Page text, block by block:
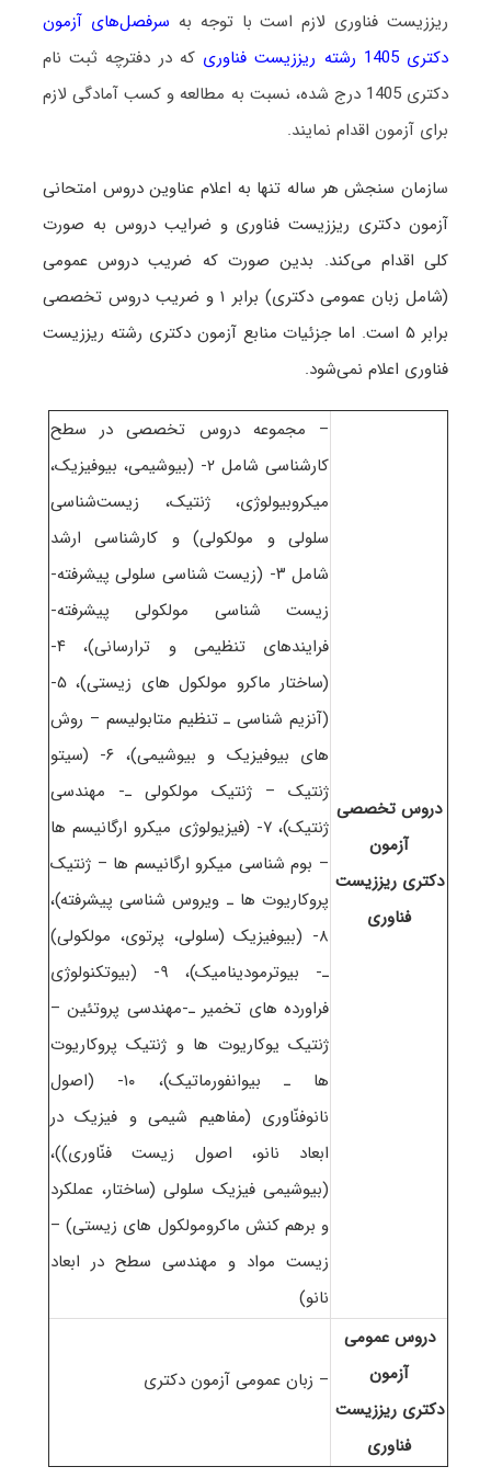
ریززیست فناوری لازم است با توجه به سرفصل‌های آزمون
دکتری 1405 رشته ریززیست فناوری
که در دفترچه ثبت نام
دکتری 1405 درج شده، نسبت به مطالعه و کسب آمادگی لازم
برای آزمون اقدام نمایند.
سازمان سنجش هر ساله تنها به اعلام عناوین دروس امتحانی
آزمون دکتری ریززیست فناوری و ضرایب دروس به صورت
کلی اقدام می‌کند. بدین صورت که ضریب دروس عمومی
(شامل زبان عمومی دکتری) برابر ۱ و ضریب دروس تخصصی
برابر ۵ است
. اما جزئیات منابع آزمون دکتری رشته ریززیست
فناوری اعلام نمی‌شود.
دروس تخصصی
آزمون
دکتری ریززیست
فناوری
– مجموعه دروس تخصصی در سطح
کارشناسی شامل ۲- (بیوشیمی، بیوفیزیک،
میکروبیولوژی، ژنتیک، زیست‌شناسی
سلولی و مولکولی) و کارشناسی ارشد
شامل ۳- (زیست شناسی سلولی پیشرفته-
زیست شناسی مولکولی پیشرفته-
فرایندهای تنظیمی و ترارسانی)، ۴-
(ساختار ماکرو مولکول های زیستی)، ۵-
(آنزیم شناسی ـ تنظیم متابولیسم – روش
های بیوفیزیک و بیوشیمی)، ۶- (سیتو
ژنتیک – ژنتیک مولکولی ـ- مهندسی
ژنتیک)، ۷- (فیزیولوژی میکرو ارگانیسم ها
– بوم شناسی میکرو ارگانیسم ها – ژنتیک
پروکاریوت ها ـ ویروس شناسی پیشرفته)،
۸- (بیوفیزیک (سلولی، پرتوی، مولکولی)
ـ- بیوترمودینامیک)، ۹- (بیوتکنولوژی
فراورده های تخمیر ـ-مهندسی پروتئین –
ژنتیک یوکاریوت ها و ژنتیک پروکاریوت
ها ـ بیوانفورماتیک)، ۱۰- (اصول
نانوفنّاوری (مفاهیم شیمی و فیزیک در
ابعاد نانو، اصول زیست فنّاوری))،
(بیوشیمی فیزیک سلولی (ساختار، عملکرد
و برهم کنش ماکرومولکول های زیستی) –
زیست مواد و مهندسی سطح در ابعاد
نانو)
دروس عمومی
آزمون
دکتری ریززیست
فناوری
– زبان عمومی آزمون دکتری